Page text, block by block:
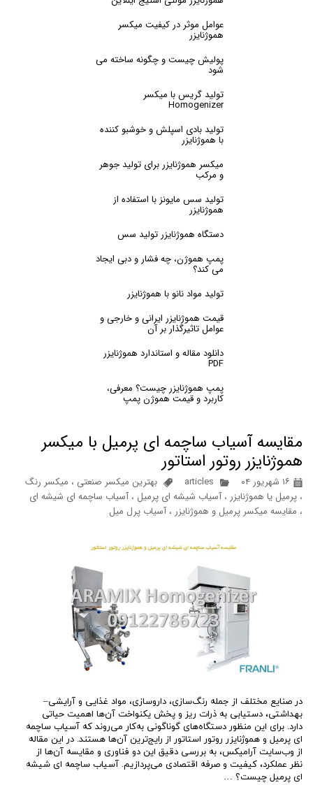
مقایسه آسیاب ساچمه ای پرمیل با میکسر
هموژنایزر روتور استاتور
۱۶ شهریور ۰۴ articles بهترین میکسر صنعتی ، میکسر رنگ
، پرمیل یا هموژنایزر ، آسیاب شیشه ای پرمیل ، آسیاب ساچمه ای شیشه ای
، مقایسه میکسر پرمیل و هموژنایزر ، آسیاب پرل میل
در صنایع مختلف از جمله رنگ‌سازی، داروسازی، مواد غذایی و آرایشی–
بهداشتی، دستیابی به ذرات ریز و پخش یکنواخت آن‌ها اهمیت حیاتی
دارد. برای این منظور دستگاه‌های گوناگونی به‌کار می‌روند که آسیاب ساچمه
ای پرمیل و هموژنایزر روتور استاتور از رایج‌ترین آن‌ها هستند. در این مقاله
از وب‌سایت آرامیکس، به بررسی دقیق این دو فناوری و مقایسه آن‌ها از
نظر عملکرد، کیفیت و صرفه اقتصادی می‌پردازیم. آسیاب ساچمه ای شیشه
ای پرمیل چیست؟ …
عوامل موثر در کیفیت میکسر
هموژنایزر
پولیش چیست و چگونه ساخته می
شود
تولید گریس با میکسر
Homogenizer
تولید بادی اسپلش و خوشبو کننده
با هموژنایزر
میکسر هموژنایزر برای تولید جوهر
و مرکب
تولید سس مایونز با استفاده از
هموژنایزر
دستگاه هموژنایزر تولید سس
پمپ هموژن، چه فشار و دبی ایجاد
می کند؟
تولید مواد نانو با هموژنایزر
قیمت هموژنایزر ایرانی و خارجی و
عوامل تاثیرگذار بر آن
دانلود مقاله و استاندارد هموژنایزر
PDF
پمپ هموژنایزر چیست؟ معرفی،
کاربرد و قیمت هموژن پمپ